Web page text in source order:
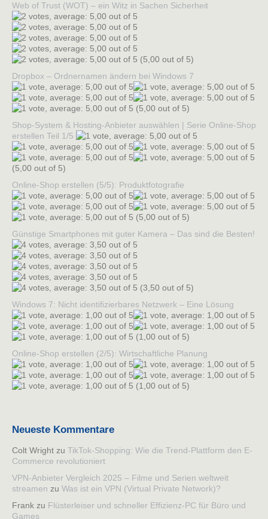
Web of Trust (WOT) – ein Witz in Sachen Sicherheit
(5,00 out of 5)
Dropbox – Ordnernamen ändern bei Windows 7
(5,00 out of 5)
Shop-System & Hosting-Anbieter auswählen | Serie Online-Shop
erstellen Teil 1/5
(5,00 out of 5)
Online-Shop erstellen (5/5): Produktfotografie
(5,00 out of 5)
Günstige Smartphones mit guter Kamera – Das sind die Besten!
(3,50 out of 5)
Windows 7: Nicht identifizierbares Netzwerk – Eine Lösung
(1,00 out of 5)
Online-Shop erstellen (2/5): Wirtschaftliche Planung
(1,00 out of 5)
Neueste Kommentare
Colt Wright zu TikTok-Shopping: Wie die Trend-Plattform den E-
Commerce revolutioniert
VPN-Anbieter Vergleich 2025 – Filme und Serien weltweit
streamen zu Was ist ein VPN (Virtual Private Network)?
Frank zu Flüsterleiser und schneller Effizienz-PC für Büro und
Games